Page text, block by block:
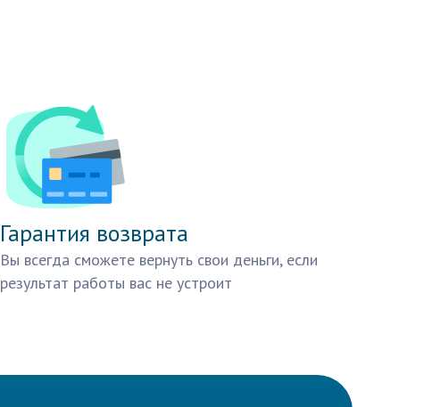
Гарантия возврата
Вы всегда сможете вернуть свои деньги, если
результат работы вас не устроит